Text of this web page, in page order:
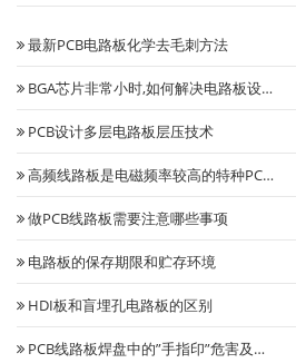
最新PCB电路板化学去毛刺方法
BGA芯片非常小时,如何解决电路板设…
PCB设计多层电路板层压技术
高频线路板是电磁频率较高的特种PC…
做PCB线路板需要注意哪些事项
电路板的保存期限和贮存环境
HDI板和盲埋孔电路板的区别
PCB线路板焊盘中的”手指印”危害及…